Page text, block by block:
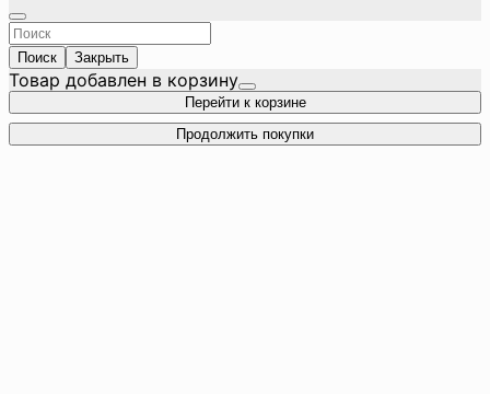
Поиск Закрыть
Товар добавлен в корзину
Перейти к корзине
Продолжить покупки